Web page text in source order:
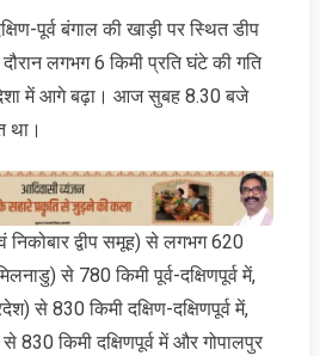
पूर्व बंगाल की खाड़ी पर स्थित डीप
लगभग 6 किमी प्रति घंटे की गति
में आगे बढ़ा। आज सुबह 8.30 बजे
था।
निकोबार द्वीप समूह) से लगभग 620
से 780 किमी पूर्व-दक्षिणपूर्व में,
से 830 किमी दक्षिण-दक्षिणपूर्व में,
830 किमी दक्षिणपूर्व में और गोपालपुर